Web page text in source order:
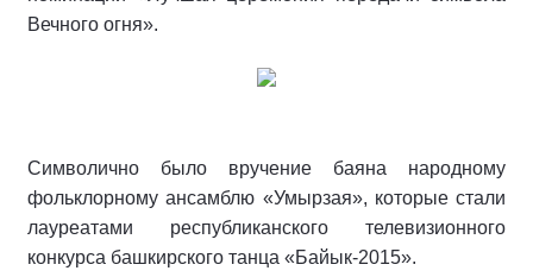
Вечного огня».
Символично было вручение баяна народному
фольклорному ансамблю «Умырзая», которые стали
лауреатами республиканского телевизионного
конкурса башкирского танца «Байык-2015».